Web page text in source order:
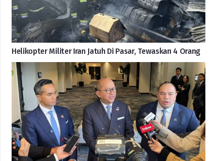
Helikopter Militer Iran Jatuh Di Pasar, Tewaskan 4 Orang